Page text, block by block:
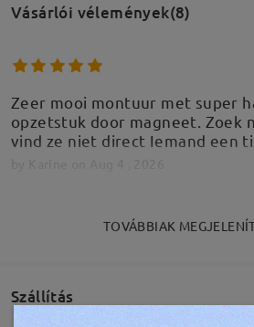
Vásárlói vélemények(8)
Zeer mooi montuur met super
opzetstuk door magneet. Zoek
vind ze niet direct Iemand een
unfortunately they're too loose
uncomfortable. Also, the clip-
TOVÁBBIAK
Szállítás